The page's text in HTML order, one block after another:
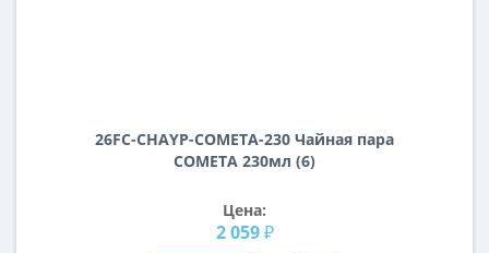
26FC-СHAYP-COMETA-230 Чайная пара
COMETA 230мл (6)
Цена:
2 059 ₽